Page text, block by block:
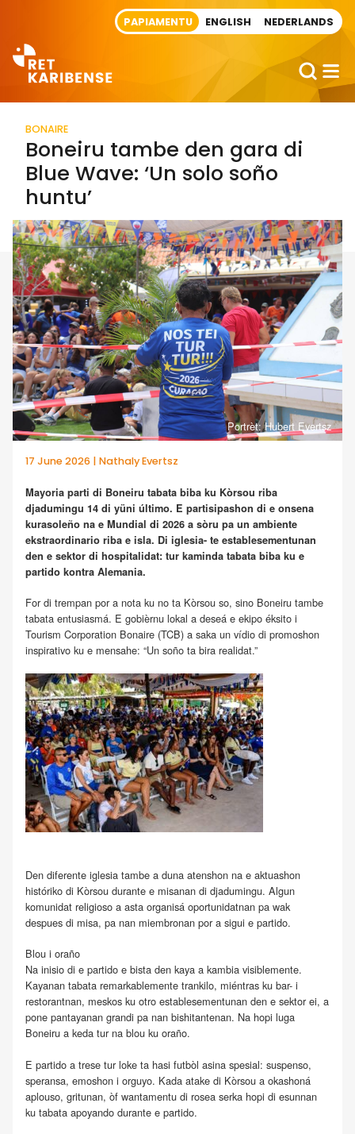
PAPIAMENTU ENGLISH NEDERLANDS
BONAIRE
Boneiru tambe den gara di
Blue Wave: ‘Un solo soño
huntu’
Portrèt: Hubert Evertsz
17 June 2026 | Nathaly Evertsz
Mayoria parti di Boneiru tabata biba ku Kòrsou riba
djadumingu 14 di yüni último. E partisipashon di e onsena
kurasoleño na e Mundial di 2026 a sòru pa un ambiente
ekstraordinario riba e isla. Di iglesia- te establesementunan
den e sektor di hospitalidat: tur kaminda tabata biba ku e
partido kontra Alemania.
For di trempan por a nota ku no ta Kòrsou so, sino Boneiru tambe
tabata entusiasmá. E gobièrnu lokal a deseá e ekipo éksito i
Tourism Corporation Bonaire (TCB) a saka un vídio di promoshon
inspirativo ku e mensahe: “Un soño ta bira realidat.”
Den diferente iglesia tambe a duna atenshon na e aktuashon
históriko di Kòrsou durante e misanan di djadumingu. Algun
komunidat religioso a asta organisá oportunidatnan pa wak
despues di misa, pa nan miembronan por a sigui e partido.
Blou i oraño
Na inisio di e partido e bista den kaya a kambia visiblemente.
Kayanan tabata remarkablemente trankilo, miéntras ku bar- i
restorantnan, meskos ku otro establesementunan den e sektor ei, a
pone pantayanan grandi pa nan bishitantenan. Na hopi luga
Boneiru a keda tur na blou ku oraño.
E partido a trese tur loke ta hasi futbòl asina spesial: suspenso,
speransa, emoshon i orguyo. Kada atake di Kòrsou a okashoná
aplouso, gritunan, òf wantamentu di rosea serka hopi di esunnan
ku tabata apoyando durante e partido.